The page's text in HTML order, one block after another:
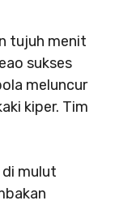
tujuh menit
sukses
meluncur
kiper. Tim
mulut